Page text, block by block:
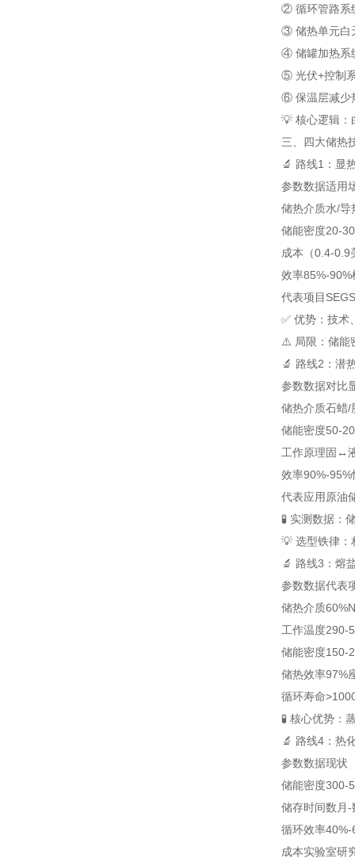
② 循环管路系
③ 储热单元白
④ 储罐加热系
⑤ 光伏+控制
⑥ 保温层减少
💡 核心逻辑
三、四大储热
🔬 路线1：
参数数据适用
储热介质水/导
储能密度20-
成本 （0.4-
效率85%-90%
代表项目
✅ 优势：技术
⚠️ 局限：储能
🔬 路线2：潜
参数数据对比
储热介质石蜡/
储能密度50-
工作原理固↔
效率90%-95%
代表应用 原油
🧪 实测数据
💡 选型铁律
🔬 路线3：
参数数据代表
储热介质
工作温度290-
储能密度150-
储热效率97%
循环寿命
🧪 核心优势
🔬 路线4：热
参数数据现状
储能密度300-
储存时间数月-
循环效率40%-
成本实验室研